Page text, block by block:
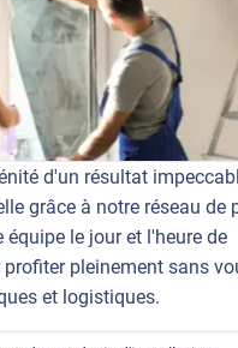
d'un résultat
grâce à notre réseau de
équipe le jour et l'heure de
profiter pleinement sans
et logistiques.